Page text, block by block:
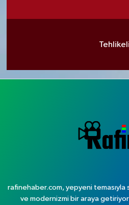
Tehlikeli
rafinehaber.com, yepyeni
ve modernizmi bir araya